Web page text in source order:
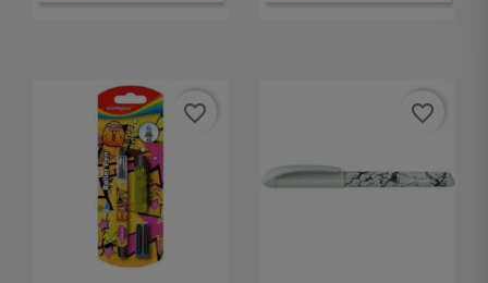
favorite_border favorite_border